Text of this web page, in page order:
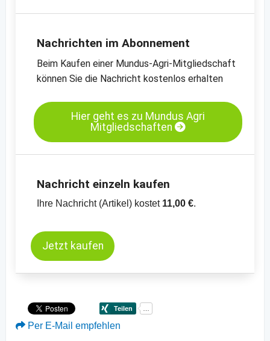
Nachrichten im Abonnement
Beim Kaufen einer Mundus-Agri-Mitgliedschaft
können Sie die Nachricht kostenlos erhalten
Hier geht es zu Mundus Agri
Mitgliedschaften
Nachricht einzeln kaufen
Ihre Nachricht (Artikel) kostet 11,00 €.
Jetzt kaufen
Per E-Mail empfehlen